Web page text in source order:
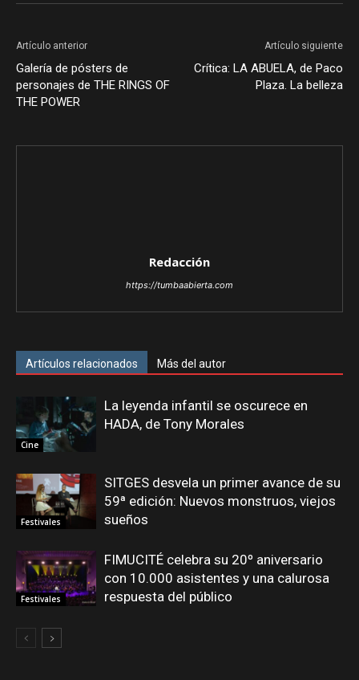
Artículo anterior
Galería de pósters de
personajes de THE RINGS OF
THE POWER
Artículo siguiente
Crítica: LA ABUELA, de Paco
Plaza. La belleza
Redacción
https://tumbaabierta.com
Artículos relacionados Más del autor
Cine
La leyenda infantil se oscurece en
HADA, de Tony Morales
Festivales
SITGES desvela un primer avance de su
59ª edición: Nuevos monstruos, viejos
sueños
Festivales
FIMUCITÉ celebra su 20º aniversario
con 10.000 asistentes y una calurosa
respuesta del público